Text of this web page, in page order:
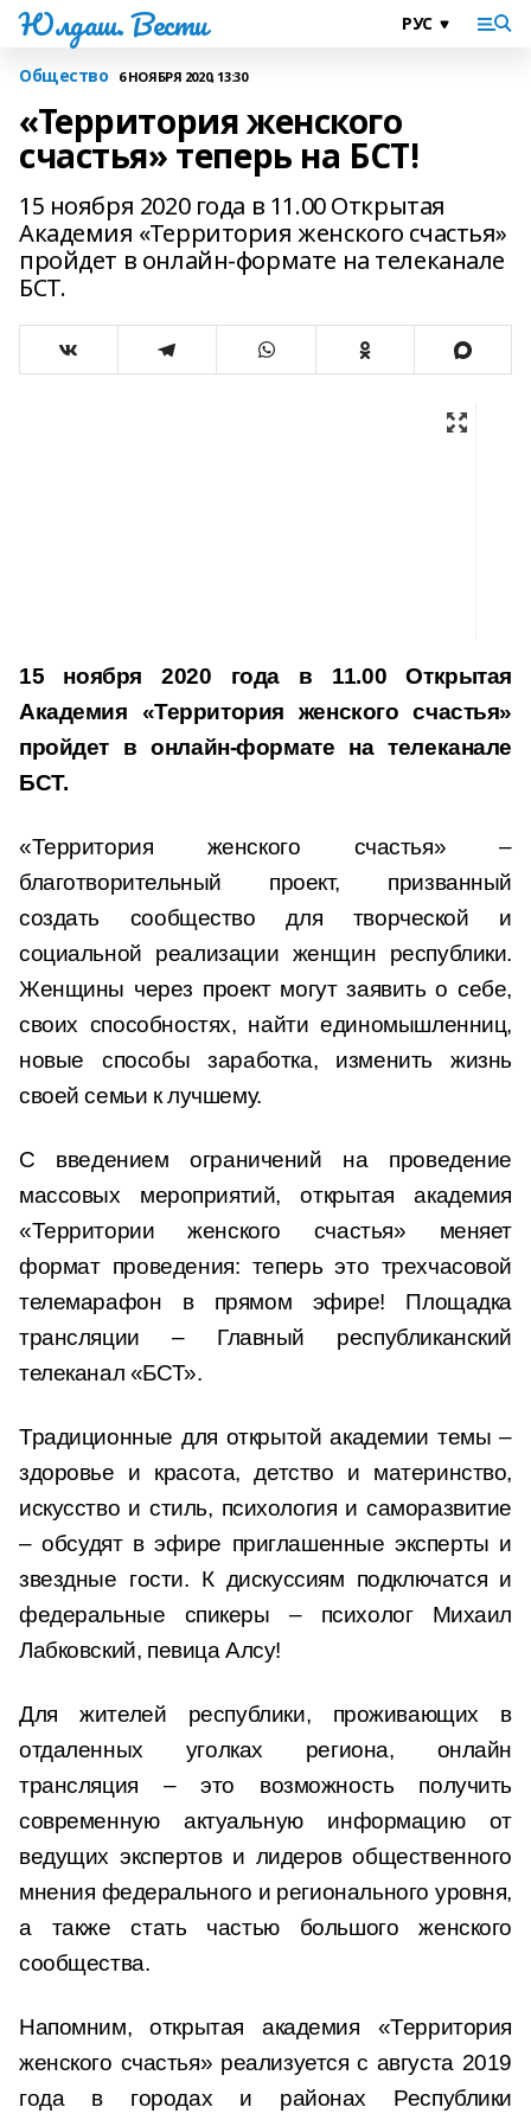
Юлдаш. Вести
Общество 6 НОЯБРЯ 2020, 13:30
«Территория женского
счастья» теперь на БСТ!
15 ноября 2020 года в 11.00 Открытая
Академия «Территория женского счастья»
пройдет в онлайн-формате на телеканале
БСТ.
15 ноября 2020 года в 11.00 Открытая
Академия «Территория женского счастья»
пройдет в онлайн-формате на телеканале
БСТ.
«Территория женского счастья» –
благотворительный проект, призванный
создать сообщество для творческой и
социальной реализации женщин республики.
Женщины через проект могут заявить о себе,
своих способностях, найти единомышленниц,
новые способы заработка, изменить жизнь
своей семьи к лучшему.
С введением ограничений на проведение
массовых мероприятий, открытая академия
«Территории женского счастья» меняет
формат проведения: теперь это трехчасовой
телемарафон в прямом эфире! Площадка
трансляции – Главный республиканский
телеканал «БСТ».
Традиционные для открытой академии темы –
здоровье и красота, детство и материнство,
искусство и стиль, психология и саморазвитие
– обсудят в эфире приглашенные эксперты и
звездные гости. К дискуссиям подключатся и
федеральные спикеры – психолог Михаил
Лабковский, певица Алсу!
Для жителей республики, проживающих в
отдаленных уголках региона, онлайн
трансляция – это возможность получить
современную актуальную информацию от
ведущих экспертов и лидеров общественного
мнения федерального и регионального уровня,
а также стать частью большого женского
сообщества.
Напомним, открытая академия «Территория
женского счастья» реализуется с августа 2019
года в городах и районах Республики